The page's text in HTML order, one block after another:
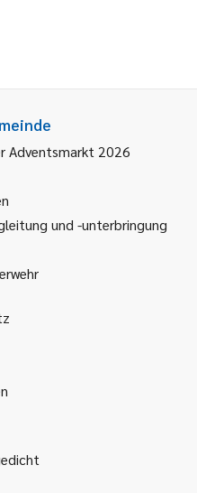
Adventsmarkt 2026
und -unterbringung